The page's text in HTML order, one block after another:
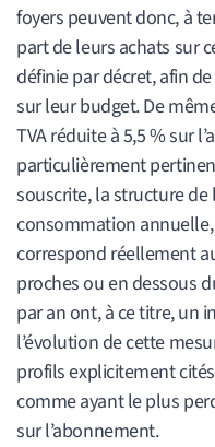
foyers peuvent donc, à
part de leurs achats sur
définie par décret, afin
sur leur budget. De
TVA réduite à 5,5 % sur
particulièrement
souscrite, la structure de
consommation annuelle,
correspond réellement
proches ou en dessous
par an ont, à ce titre, un
l’évolution de cette
profils explicitement
comme ayant le plus
sur l’abonnement.